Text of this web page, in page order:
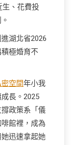
生、花費投
湖北省2026
極婚育不
空間年小我
長。2025
政策系「儀
館裡，成為
迅速拿起她